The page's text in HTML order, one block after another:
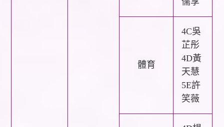
體育
4C吳
芷彤
4D黃
天慧
5E許
笑薇